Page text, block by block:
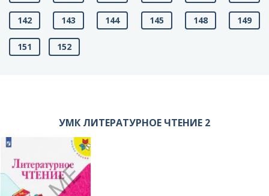
142 143 144 145 148 149
151 152
УМК ЛИТЕРАТУРНОЕ ЧТЕНИЕ 2